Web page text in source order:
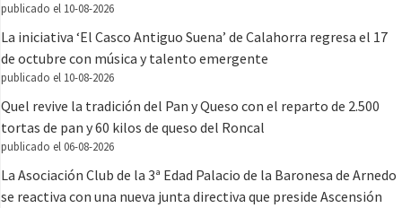
publicado el 10-08-2026
La iniciativa ‘El Casco Antiguo Suena’ de Calahorra regresa el 17
de octubre con música y talento emergente
publicado el 10-08-2026
Quel revive la tradición del Pan y Queso con el reparto de 2.500
tortas de pan y 60 kilos de queso del Roncal
publicado el 06-08-2026
La Asociación Club de la 3ª Edad Palacio de la Baronesa de Arnedo
se reactiva con una nueva junta directiva que preside Ascensión